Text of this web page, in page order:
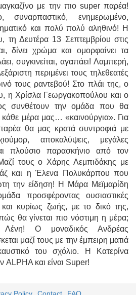
με την πιο super παρέα!
συναρπαστικό, ενημερωμένο,
και πολύ πολύ αληθινό! Η
τη Δευτέρα 13 Σεπτεμβρίου στις
δίνει χρώμα και ομορφαίνει τα
συγκινείται, αγαπάει! Λαμπερή,
περιμένει τους τηλεθεατές
τους ραντεβού! Στο πλάι της, ο
η Χρίσλα Γεωργακοπούλου και ο
συνθέτουν την ομάδα που θα
κάθε μέρα μας… «καινούργια». Για
θα μας κρατά συντροφιά με
αποκαλύψεις, μεγάλες
πλούσιο παρασκήνιο από τον
τους ο Χάρης Λεμπιδάκης με
και η Έλενα Πολυκάρπου που
την είδηση! Η Μάρα Μεϊμαρίδη
προσφέροντας ουσιαστικές
κυρίως ζωής, με το δικό της,
θα γίνεται πιο νόστιμη η μέρα;
Ο μοναδικός Ανδρέας
μαζί τους με την έμπειρη ματιά
του σχόλιο. Η Κατερίνα
ALPHA και είναι Super!